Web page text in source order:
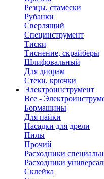
Резцы, стамески
Рубанки
Сверлящий
Специнструмент
Тиски
Тиснение, скрайберы
Шлифовальный
Для диорам
Стеки, крючки
Электроинструмент
Все -
Бормашины
Для пайки
Насадки для дрели
Пилы
Прочий
Расходники
Расходники
Склейка